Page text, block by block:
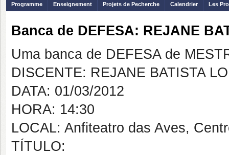
Programme
Enseignement Projets de Pecherche Calendrier Les
Banca de DEFESA: REJANE
Uma banca de DEFESA de
DISCENTE: REJANE BATISTA
DATA: 01/03/2012
HORA: 14:30
LOCAL: Anfiteatro das Aves,
TÍTULO: